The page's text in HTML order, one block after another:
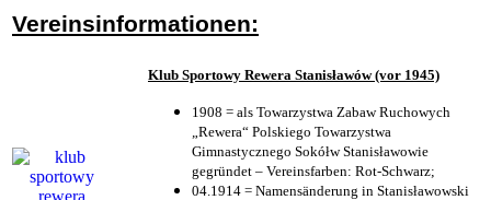
Vereinsinformationen:
Klub Sportowy Rewera Stanisławów (vor 1945)
1908 = als Towarzystwa Zabaw Ruchowych
„Rewera“ Polskiego Towarzystwa
Gimnastycznego Sokółw Stanisławowie
gegründet – Vereinsfarben: Rot-Schwarz;
04.1914 = Namensänderung in Stanisławowski